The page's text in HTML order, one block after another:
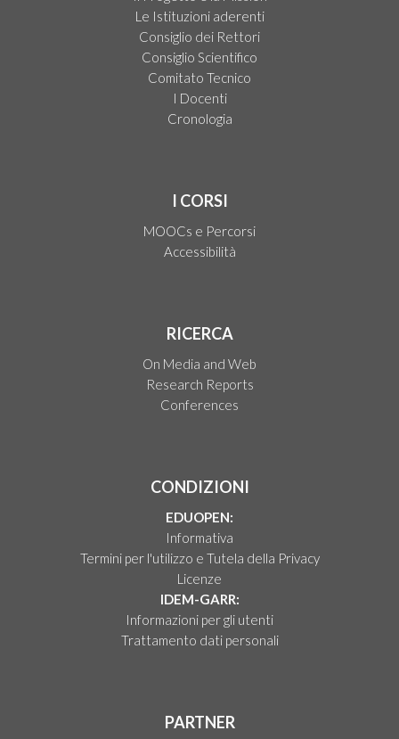
Le Istituzioni aderenti
Consiglio dei Rettori
Consiglio Scientifico
Comitato Tecnico
I Docenti
Cronologia
I CORSI
MOOCs e Percorsi
Accessibilità
RICERCA
On Media and Web
Research Reports
Conferences
CONDIZIONI
EDUOPEN:
Informativa
Termini per l'utilizzo e Tutela della Privacy
Licenze
IDEM-GARR:
Informazioni per gli utenti
Trattamento dati personali
PARTNER